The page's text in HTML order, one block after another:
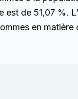
de 51,07 %.
en matière